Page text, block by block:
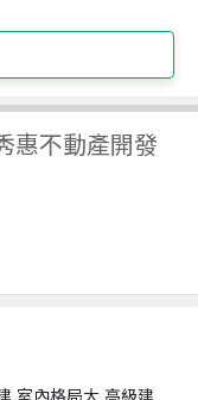
惠不動產開發
,室內格局大,高級建